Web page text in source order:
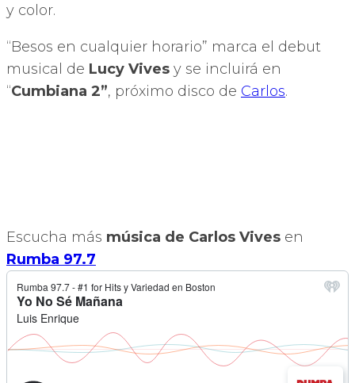
y color.
“Besos en cualquier horario” marca el debut
musical de Lucy Vives y se incluirá en
“Cumbiana 2”, próximo disco de Carlos.
Escucha más música de Carlos Vives en
Rumba 97.7